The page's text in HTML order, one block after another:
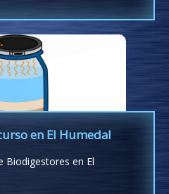
en El Humedal
Biodigestores en El